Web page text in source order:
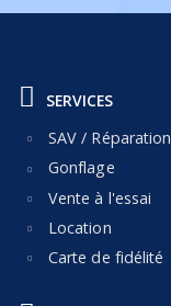
SERVICES
SAV / Réparation
Gonflage
Vente à l'essai
Location
Carte de fidélité